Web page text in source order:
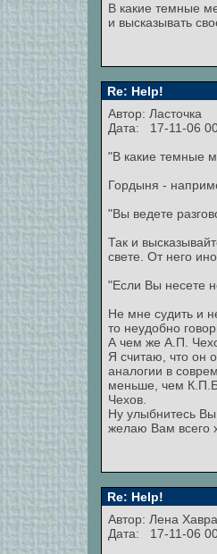
В какие темные
и высказывать
Re: Help!
Автор: Ласточка
Дата: 17-11-06
"В какие темные
Гордыня -
"Вы ведете
Так и
свете. От него
"Если Вы несете
Не мне судить и
то неудобно
А чем же А.П.
Я считаю, что он
аналогии в
меньше, чем
Чехов.
Ну улыбнитесь
желаю Вам всего
Re: Help!
Автор: Лена
Дата: 17-11-06